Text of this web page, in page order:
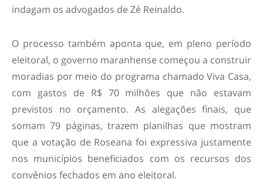
indagam os advogados de Zé Reinaldo.
O processo também aponta que, em pleno período
eleitoral, o governo maranhense começou a construir
moradias por meio do programa chamado Viva Casa,
com gastos de R$ 70 milhões que não estavam
previstos no orçamento. As alegações finais, que
somam 79 páginas, trazem planilhas que mostram
que a votação de Roseana foi expressiva justamente
nos municípios beneficiados com os recursos dos
convênios fechados em ano eleitoral.